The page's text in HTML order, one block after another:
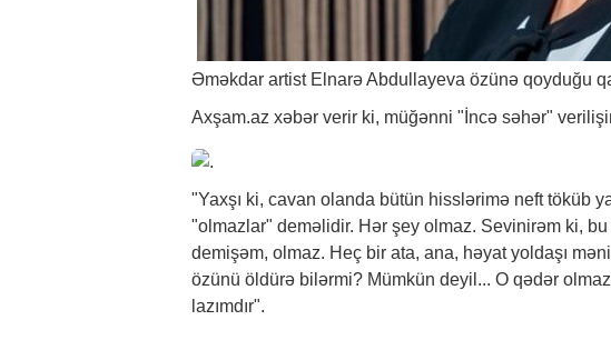
Əməkdar artist Elnarə Abdullayeva özünə qoyduğu
Axşam.az xəbər verir ki, müğənni "İncə səhər"
"Yaxşı ki, cavan olanda bütün hisslərimə neft töküb
"olmazlar" deməlidir. Hər şey olmaz. Sevinirəm ki, bu
demişəm, olmaz. Heç bir ata, ana, həyat yoldaşı
özünü öldürə bilərmi? Mümkün deyil... O qədər
lazımdır".